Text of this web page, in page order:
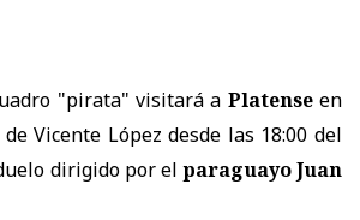
"pirata" visitará a Platenseen
Vicente López desde las 18:00 del
dirigido por el paraguayo Juan